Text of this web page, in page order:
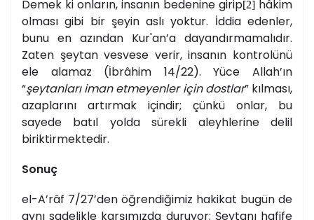
Demek ki onların, insanın bedenine girip[2] hâkim
olması gibi bir şeyin aslı yoktur. İddia edenler,
bunu en azından Kur'an’a dayandırmamalıdır.
Zaten şeytan vesvese verir, insanın kontrolünü
ele alamaz (İbrâhim 14/22). Yüce Allah’ın
“şeytanları iman etmeyenler için dostlar” kılması,
azaplarını artırmak içindir; çünkü onlar, bu
sayede batıl yolda sürekli aleyhlerine delil
biriktirmektedir.
Sonuç
el-A’râf 7/27’den öğrendiğimiz hakikat bugün de
aynı sadelikle karşımızda duruyor: Şeytanı hafife